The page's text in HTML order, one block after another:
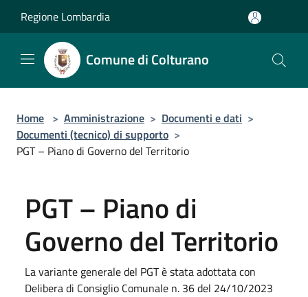
Regione Lombardia
Comune di Colturano
Home > Amministrazione > Documenti e dati >
Documenti (tecnico) di supporto >
PGT – Piano di Governo del Territorio
PGT – Piano di
Governo del Territorio
La variante generale del PGT è stata adottata con
Delibera di Consiglio Comunale n. 36 del 24/10/2023